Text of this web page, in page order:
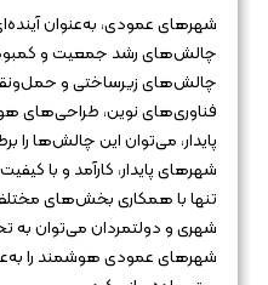
شهرهای عمودی، به‌عنوان آینده‌ای
چالش‌های رشد جمعیت و کمبود
چالش‌های زیرساختی و
فناوری‌های نوین،
پایدار، می‌توان این چالش‌ها را
شهرهای پایدار، کارآمد و با
تنها با همکاری بخش‌های
شهری و دولتمردان می‌توان
شهرهای عمودی هوشمند را